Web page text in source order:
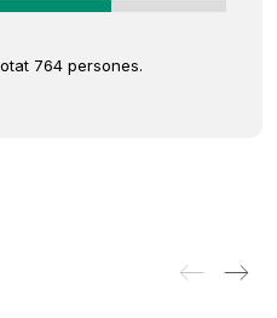
764 persones.